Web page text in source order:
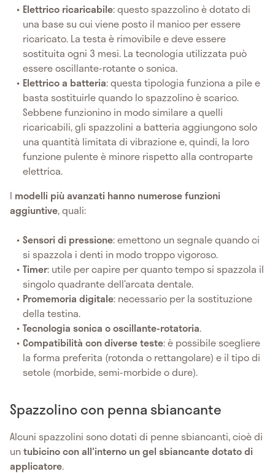
Elettrico ricaricabile: questo spazzolino è dotato di
una base su cui viene posto il manico per essere
ricaricato. La testa è rimovibile e deve essere
sostituita ogni 3 mesi. La tecnologia utilizzata può
essere oscillante-rotante o sonica.
Elettrico a batteria: questa tipologia funziona a pile e
basta sostituirle quando lo spazzolino è scarico.
Sebbene funzionino in modo similare a quelli
ricaricabili, gli spazzolini a batteria aggiungono solo
una quantità limitata di vibrazione e, quindi, la loro
funzione pulente è minore rispetto alla controparte
elettrica.
I modelli più avanzati hanno numerose funzioni
aggiuntive, quali:
Sensori di pressione: emettono un segnale quando ci
si spazzola i denti in modo troppo vigoroso.
Timer: utile per capire per quanto tempo si spazzola il
singolo quadrante dell’arcata dentale.
Promemoria digitale: necessario per la sostituzione
della testina.
Tecnologia sonica o oscillante-rotatoria.
Compatibilità con diverse teste:è possibile scegliere
la forma preferita (rotonda o rettangolare) e il tipo di
setole (morbide, semi-morbide o dure).
Spazzolino con penna sbiancante
Alcuni spazzolini sono dotati di penne sbiancanti, cioè di
untubicino con all'interno un gel sbiancante dotato di
applicatore.